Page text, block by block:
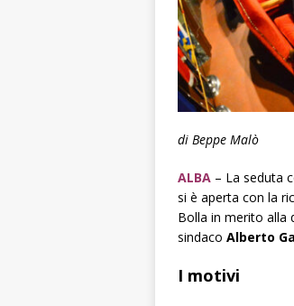
di Beppe Malò
ALBA – La seduta
si è aperta con la
Bolla in merito alla
sindaco Alberto
I motivi